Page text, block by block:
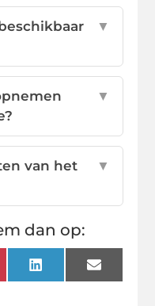
▼
▼
van het
▼
dan op:
LinkedInEmail